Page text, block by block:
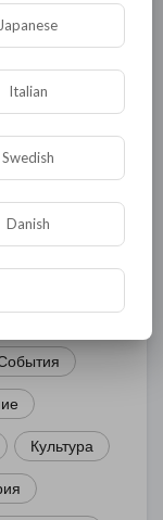
Культура
Japanese
Italian
Swedish
Danish